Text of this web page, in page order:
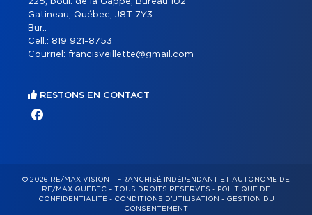
225, boul. de la Gappe, Bureau 102
Gatineau, Québec, J8T 7Y3
Bur.:
Cell.: 819 921-8753
Courriel: francisveillette@gmail.com
RESTONS EN CONTACT
© 2026 RE/MAX VISION – FRANCHISÉ INDÉPENDANT ET AUTONOME DE
RE/MAX QUÉBEC – TOUS DROITS RÉSERVÉS - POLITIQUE DE
CONFIDENTIALITÉ- CONDITIONS D'UTILISATION - GESTION DU
CONSENTEMENT